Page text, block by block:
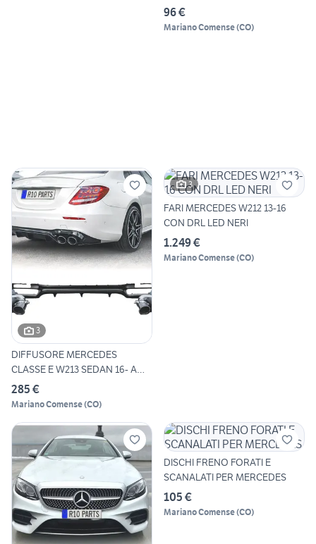
96 €
Mariano Comense(CO)
3
DIFFUSORE MERCEDES
CLASSE E W213 SEDAN 16- AMG
E53
285 €
Mariano Comense(CO)
3
FARI MERCEDES W212 13-16
CON DRL LED NERI
1.249 €
Mariano Comense(CO)
DISCHI FRENO FORATI E
SCANALATI PER MERCEDES
105 €
Mariano Comense(CO)